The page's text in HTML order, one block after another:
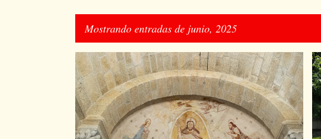
Mostrando entradas de junio, 2025
E
n
t
SIMBOLISMO TEXTOS SAGRADOS